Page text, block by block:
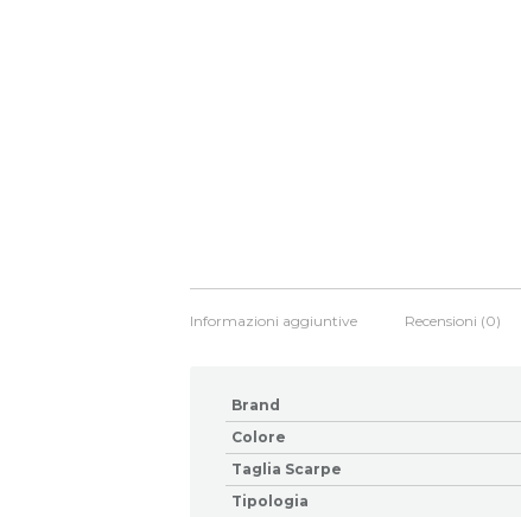
Informazioni aggiuntive Recensioni (0)
Brand
Colore
Taglia Scarpe
Tipologia